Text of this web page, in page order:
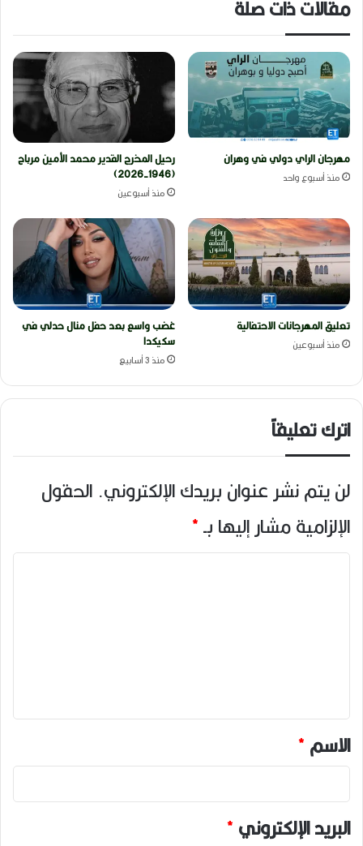
مقالات ذات صلة
مهرجان الراي دولي في وهران
منذ أسبوع واحد
رحيل المخرج القدير محمد الأمين مرباح
(1946-2026)
منذ أسبوعين
تعليق المهرجانات الاحتفالية
منذ أسبوعين
غضب واسع بعد حفل منال حدلي في
سكيكدا
منذ 3 أسابيع
اترك تعليقاً
لن يتم نشر عنوان بريدك الإلكتروني. الحقول
الإلزامية مشار إليها بـ*
ا
ق
*
الاسم*
البريد الإلكتروني*